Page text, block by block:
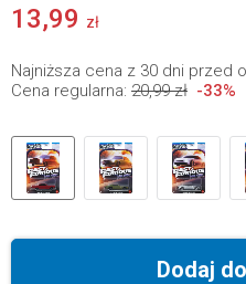
13,99 zł
Najniższa cena z 30 dni przed
Cena regularna: 20,99 zł -33%
Dodaj